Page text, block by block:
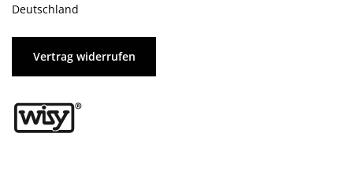
Deutschland
Vertrag widerrufen